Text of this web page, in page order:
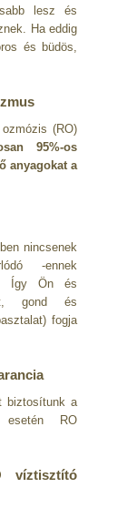
lesz és
Ha eddig
és büdös,
(RO)
95%-os
anyagokat a
nincsenek
-ennek
Így Ön és
gond és
fogja
biztosítunk a
esetén RO